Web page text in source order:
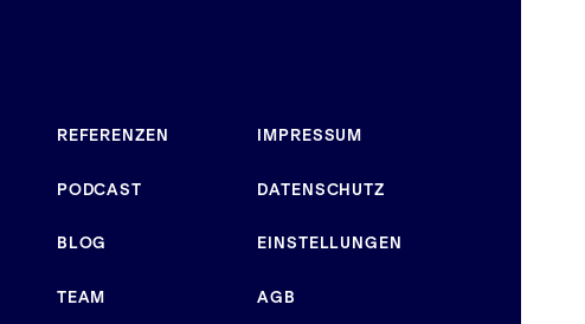
REFERENZEN
PODCAST
BLOG
TEAM
IMPRESSUM
DATENSCHUTZ
EINSTELLUNGEN
AGB